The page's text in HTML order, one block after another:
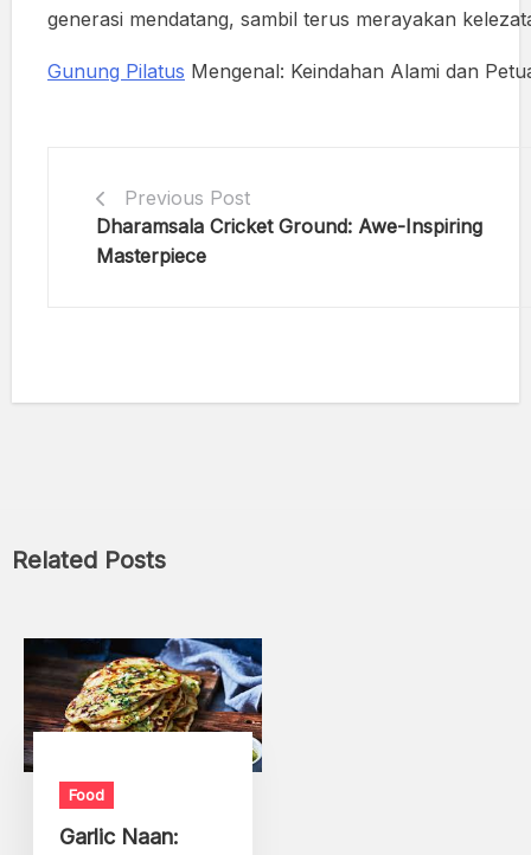
generasi mendatang, sambil terus merayakan
Gunung Pilatus Mengenal: Keindahan Alami dan
Previous Post
Dharamsala Cricket Ground: Awe-Inspiring
Masterpiece
Related Posts
Food
Garlic Naan: